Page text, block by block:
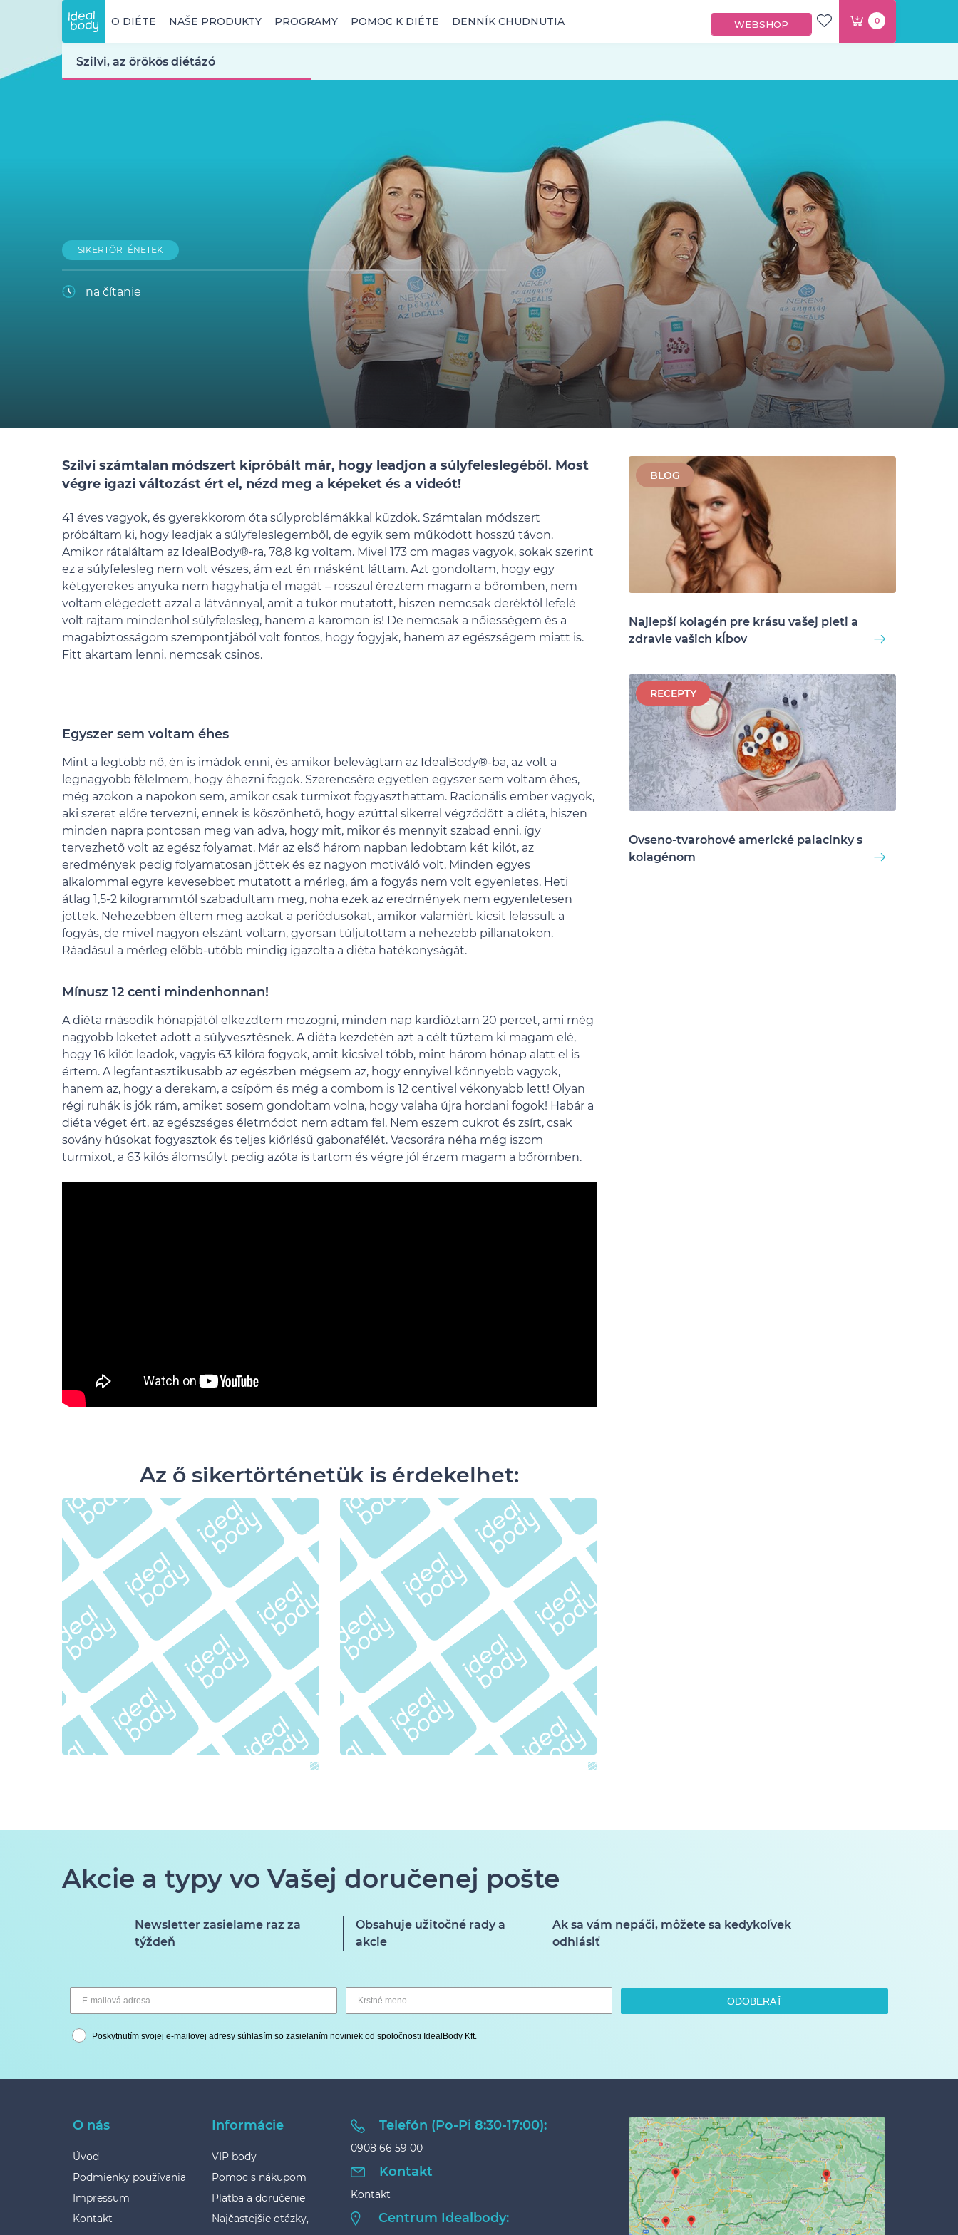
WEBSHOP
O DIÉTE NAŠE PRODUKTY PROGRAMY POMOC K DIÉTE DENNÍK CHUDNUTIA 0
SIKERTÖRTÉNETEK
Szilvi, az örökös diétázó
na čítanie
Szilvi számtalan módszert kipróbált már, hogy leadjon a súlyfeleslegéből. Most
végre igazi változást ért el, nézd meg a képeket és a videót!
41 éves vagyok, és gyerekkorom óta súlyproblémákkal küzdök. Számtalan módszert
próbáltam ki, hogy leadjak a súlyfeleslegemből, de egyik sem működött hosszú távon.
Amikor rátaláltam az IdealBody®-ra, 78,8 kg voltam. Mivel 173 cm magas vagyok, sokak szerint
ez a súlyfelesleg nem volt vészes, ám ezt én másként láttam. Azt gondoltam, hogy egy
kétgyerekes anyuka nem hagyhatja el magát – rosszul éreztem magam a bőrömben, nem
voltam elégedett azzal a látvánnyal, amit a tükör mutatott, hiszen nemcsak deréktól lefelé
volt rajtam mindenhol súlyfelesleg, hanem a karomon is! De nemcsak a nőiességem és a
magabiztosságom szempontjából volt fontos, hogy fogyjak, hanem az egészségem miatt is.
Fitt akartam lenni, nemcsak csinos.
Egyszer sem voltam éhes
Mint a legtöbb nő, én is imádok enni, és amikor belevágtam az IdealBody®-ba, az volt a
legnagyobb félelmem, hogy éhezni fogok. Szerencsére egyetlen egyszer sem voltam éhes,
még azokon a napokon sem, amikor csak turmixot fogyaszthattam. Racionális ember vagyok,
aki szeret előre tervezni, ennek is köszönhető, hogy ezúttal sikerrel végződött a diéta, hiszen
minden napra pontosan meg van adva, hogy mit, mikor és mennyit szabad enni, így
tervezhető volt az egész folyamat. Már az első három napban ledobtam két kilót, az
eredmények pedig folyamatosan jöttek és ez nagyon motiváló volt. Minden egyes
alkalommal egyre kevesebbet mutatott a mérleg, ám a fogyás nem volt egyenletes. Heti
átlag 1,5-2 kilogrammtól szabadultam meg, noha ezek az eredmények nem egyenletesen
jöttek. Nehezebben éltem meg azokat a periódusokat, amikor valamiért kicsit lelassult a
fogyás, de mivel nagyon elszánt voltam, gyorsan túljutottam a nehezebb pillanatokon.
Ráadásul a mérleg előbb-utóbb mindig igazolta a diéta hatékonyságát.
Mínusz 12 centi mindenhonnan!
A diéta második hónapjától elkezdtem mozogni, minden nap kardióztam 20 percet, ami még
nagyobb löketet adott a súlyvesztésnek. A diéta kezdetén azt a célt tűztem ki magam elé,
hogy 16 kilót leadok, vagyis 63 kilóra fogyok, amit kicsivel több, mint három hónap alatt el is
értem. A legfantasztikusabb az egészben mégsem az, hogy ennyivel könnyebb vagyok,
hanem az, hogy a derekam, a csípőm és még a combom is 12 centivel vékonyabb lett! Olyan
régi ruhák is jók rám, amiket sosem gondoltam volna, hogy valaha újra hordani fogok! Habár a
diéta véget ért, az egészséges életmódot nem adtam fel. Nem eszem cukrot és zsírt, csak
sovány húsokat fogyasztok és teljes kiőrlésű gabonafélét. Vacsorára néha még iszom
turmixot, a 63 kilós álomsúlyt pedig azóta is tartom és végre jól érzem magam a bőrömben.
Az ő sikertörténetük is érdekelhet:
BLOG
Najlepší kolagén pre krásu vašej pleti a
zdravie vašich kĺbov
RECEPTY
Ovseno-tvarohové americké palacinky s
kolagénom
Akcie a typy vo Vašej doručenej pošte
Newsletter zasielame raz za
týždeň
Obsahuje užitočné rady a
akcie
Ak sa vám nepáči, môžete sa kedykoľvek
odhlásiť
ODOBERAŤ
Poskytnutím svojej e-mailovej adresy súhlasím so zasielaním noviniek od spoločnosti IdealBody Kft.
O nás
Úvod
Podmienky používania
Impressum
Kontakt
Informácie
VIP body
Pomoc s nákupom
Platba a doručenie
Najčastejšie otázky,
Telefón (Po-Pi 8:30-17:00):
0908 66 59 00
Kontakt
Kontakt
Centrum Idealbody: